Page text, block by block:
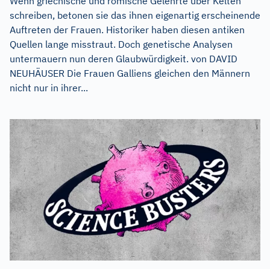
schreiben, betonen sie das ihnen eigenartig erscheinende
Auftreten der Frauen. Historiker haben diesen antiken
Quellen lange misstraut. Doch genetische Analysen
untermauern nun deren Glaubwürdigkeit. von DAVID
NEUHÄUSER Die Frauen Galliens gleichen den Männern
nicht nur in ihrer...